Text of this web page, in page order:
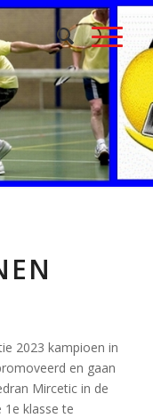
2023 kampioen in
en gaan
Mircetic in de
klasse te